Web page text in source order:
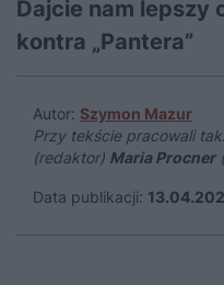
Dajcie nam lepszy
kontra „Pantera”
Autor: Szymon Mazur
Przy tekście pracowali
(redaktor) Maria Procner
Data publikacji: